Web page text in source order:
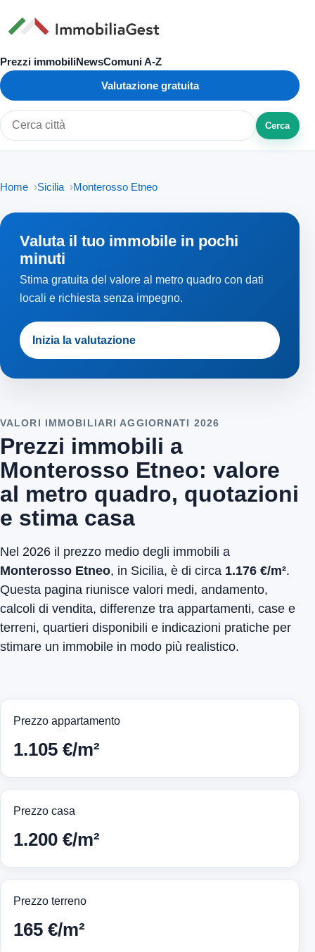
Prezzi immobiliNewsComuni A-Z
Valutazione gratuita
Cerca città o zona
Cerca
Home Sicilia Monterosso Etneo
Valuta il tuo immobile in pochi
minuti
Stima gratuita del valore al metro quadro con dati
locali e richiesta senza impegno.
Inizia la valutazione
VALORI IMMOBILIARI AGGIORNATI 2026
Prezzi immobili a
Monterosso Etneo: valore
al metro quadro, quotazioni
e stima casa
Nel 2026 il prezzo medio degli immobili a
Monterosso Etneo, in Sicilia, è di circa 1.176 €/m².
Questa pagina riunisce valori medi, andamento,
calcoli di vendita, differenze tra appartamenti, case e
terreni, quartieri disponibili e indicazioni pratiche per
stimare un immobile in modo più realistico.
Prezzo appartamento
1.105 €/m²
Prezzo casa
1.200 €/m²
Prezzo terreno
165 €/m²